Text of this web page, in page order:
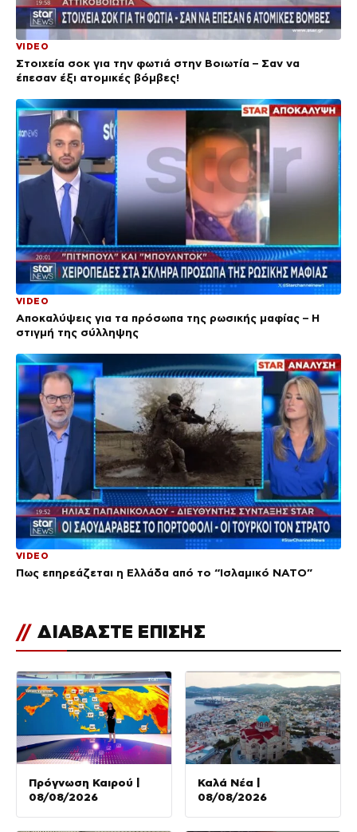
VIDEO
Στοιχεία σοκ για την φωτιά στην Βοιωτία – Σαν να
έπεσαν έξι ατομικές βόμβες!
VIDEO
Αποκαλύψεις για τα πρόσωπα της ρωσικής μαφίας – Η
στιγμή της σύλληψης
VIDEO
Πως επηρεάζεται η Ελλάδα από το “Ισλαμικό ΝΑΤΟ”
// ΔΙΑΒΑΣΤΕ ΕΠΙΣΗΣ
Πρόγνωση Καιρού |
08/08/2026
Καλά Νέα |
08/08/2026